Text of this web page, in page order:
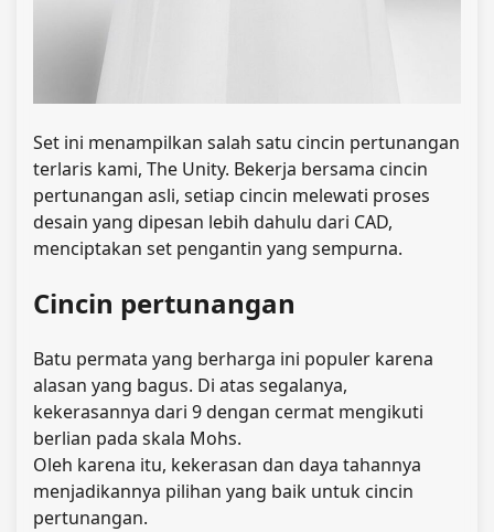
Set ini menampilkan salah satu cincin pertunangan
terlaris kami, The Unity. Bekerja bersama cincin
pertunangan asli, setiap cincin melewati proses
desain yang dipesan lebih dahulu dari CAD,
menciptakan set pengantin yang sempurna.
Cincin pertunangan
Batu permata yang berharga ini populer karena
alasan yang bagus. Di atas segalanya,
kekerasannya dari 9 dengan cermat mengikuti
berlian pada skala Mohs.
Oleh karena itu, kekerasan dan daya tahannya
menjadikannya pilihan yang baik untuk cincin
pertunangan.